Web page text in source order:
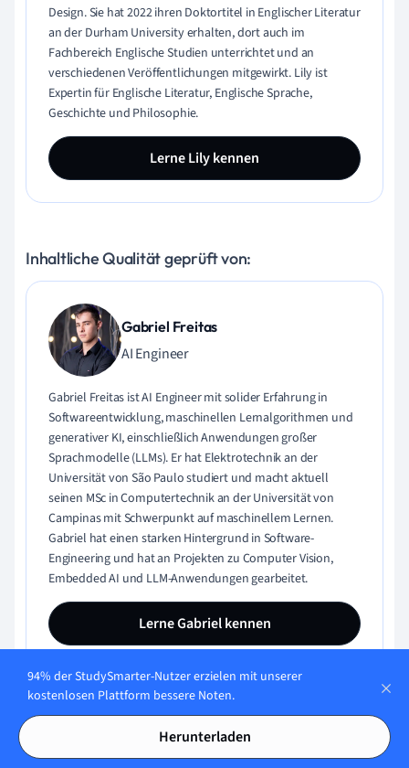
Design. Sie hat 2022 ihren Doktortitel in Englischer Literatur
an der Durham University erhalten, dort auch im
Fachbereich Englische Studien unterrichtet und an
verschiedenen Veröffentlichungen mitgewirkt. Lily ist
Expertin für Englische Literatur, Englische Sprache,
Geschichte und Philosophie.
Lerne Lily kennen
Inhaltliche Qualität geprüft von:
Gabriel Freitas
AI Engineer
Gabriel Freitas ist AI Engineer mit solider Erfahrung in
Softwareentwicklung, maschinellen Lernalgorithmen und
generativer KI, einschließlich Anwendungen großer
Sprachmodelle (LLMs). Er hat Elektrotechnik an der
Universität von São Paulo studiert und macht aktuell
seinen MSc in Computertechnik an der Universität von
Campinas mit Schwerpunkt auf maschinellem Lernen.
Gabriel hat einen starken Hintergrund in Software-
Engineering und hat an Projekten zu Computer Vision,
Embedded AI und LLM-Anwendungen gearbeitet.
Lerne Gabriel kennen
94% der StudySmarter-Nutzer erzielen mit unserer
kostenlosen Plattform bessere Noten.
Herunterladen